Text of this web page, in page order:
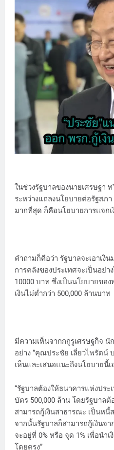
ในช่วงรัฐบาลของนายเศรษฐา
ระหว่างแถลงนโยบายต่อรัฐสภ
มากที่สุด ก็คือนโยบายการแจก
คำถามก็คือว่า รัฐบาลจะเอาเงิ
การคลังของประเทศจะเป็นอย่า
10000 บาท ซึ่งเป็นนโยบายขอ
เงินไม่ต่ำกว่า 500,000 ล้านบาท
มีความเห็นจากกกูรูเศรษฐกิจ นั
อย่าง “คุณประชัย เลี่ยวไพรัต
เห็นและเสนอแนะถึงนโยบายนี้เ
“รัฐบาลต้องให้ธนาคารแห่งปร
บัตร 500,000 ล้าน โดยรัฐบาล
สามารถกู้เงินสาธารณะ เป็นหนี้
จากนั้นรัฐบาลก็สามารถกู้เงินจ
จะอยู่ที่ 0% หรือ จุด 1% เพื่อนำ
โดยตรง”